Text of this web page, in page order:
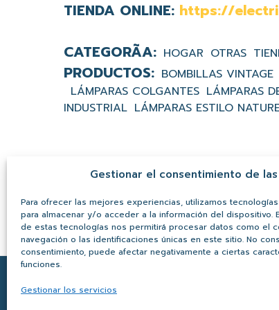
Gestionar el consentimiento de
Para ofrecer las mejores experiencias, utilizamos
para almacenar y/o acceder a la información del dispositivo.
de estas tecnologías nos permitirá procesar datos como el
navegación o las identificaciones únicas en este sitio. No
consentimiento, puede afectar negativamente a ciertas
funciones.
Gestionar los servicios
TIENDA ONLINE: https://
HOGAR OTRAS
BOMBILLAS VINTAGE
LÁMPARAS COLGANTES LÁMPARAS
INDUSTRIAL LÁMPARAS ESTILO